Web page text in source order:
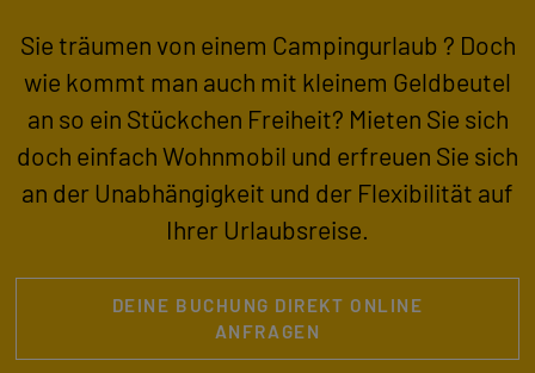
Sie träumen von einem Campingurlaub ? Doch
wie kommt man auch mit kleinem Geldbeutel
an so ein Stückchen Freiheit? Mieten Sie sich
doch einfach Wohnmobil und erfreuen Sie sich
an der Unabhängigkeit und der Flexibilität auf
Ihrer Urlaubsreise.
DEINE BUCHUNG DIREKT ONLINE
ANFRAGEN